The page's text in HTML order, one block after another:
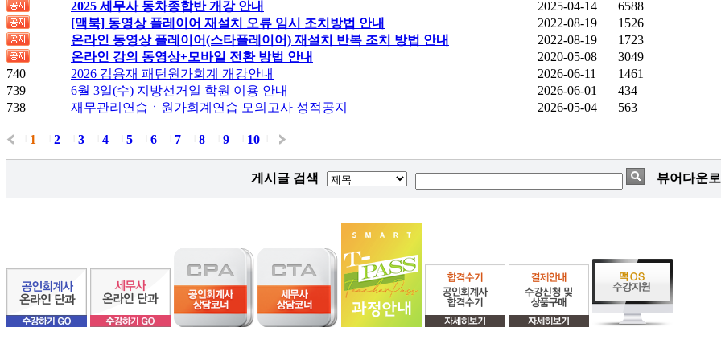
2025 세무사 동차종합반 개강 안내 2025-04-14
6588
[맥북] 동영상 플레이어 재설치 오류 임시 조치방법 안내
2022-08-19
1526
온라인 동영상 플레이어(스타플레이어) 재설치 반복 조치 방법 안내
2022-08-19
1723
온라인 강의 동영상+모바일 전환 방법 안내
2020-05-08
3049
740
2026 김용재 패턴원가회계 개강안내 2026-06-11
1461
739
6월 3일(수) 지방선거일 학원 이용 안내 2026-06-01
434
738
재무관리연습ㆍ원가회계연습 모의고사 성적공지 2026-05-04 563
1 2 3 4 5 6 7 8 9 10
게시글 검색 뷰어다운